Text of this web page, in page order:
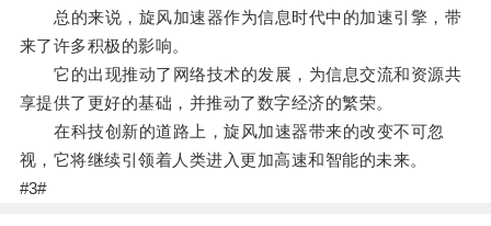
总的来说，旋风加速器作为信息时代中的加速引擎，带
来了许多积极的影响。
它的出现推动了网络技术的发展，为信息交流和资源共
享提供了更好的基础，并推动了数字经济的繁荣。
在科技创新的道路上，旋风加速器带来的改变不可忽
视，它将继续引领着人类进入更加高速和智能的未来。
#3#